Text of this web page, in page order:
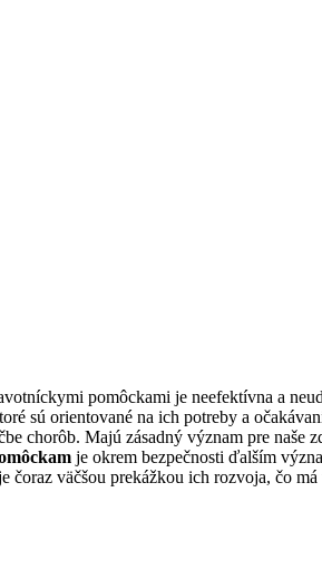
pomôckami je neefektívna a
sú orientované na ich potreby a
chorôb. Majú zásadný význam pre naše
je okrem bezpečnosti ďalším
väčšou prekážkou ich rozvoja, čo